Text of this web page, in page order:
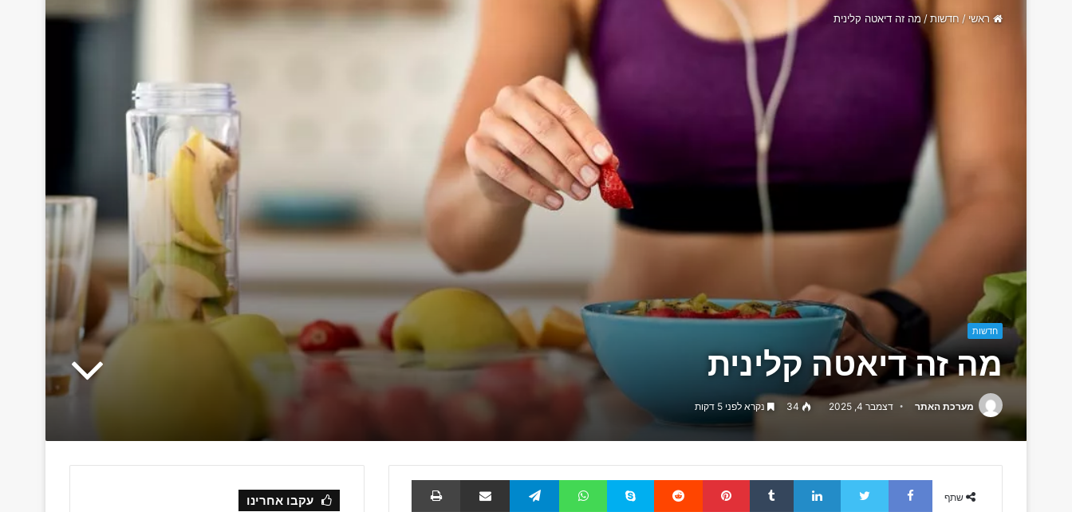
ראשי / חדשות/מה זה דיאטה קלינית
חדשות
מה זה דיאטה קלינית
מערכת האתר דצמבר 4, 2025 34 נקרא לפני 5 דקות
שתף
Facebook
Twitter
LinkedIn
Tumblr
Pinterest
Reddit
Skype
WhatsApp
Telegram שתף באמצעות דוא
עקבו אחרינו